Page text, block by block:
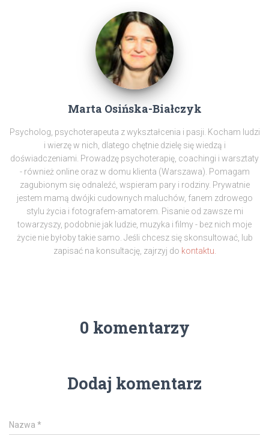
Marta Osińska-Białczyk
Psycholog, psychoterapeuta z wykształcenia i pasji. Kocham ludzi
i wierzę w nich, dlatego chętnie dzielę się wiedzą i
doświadczeniami. Prowadzę psychoterapię, coachingi i warsztaty
- również online oraz w domu klienta (Warszawa). Pomagam
zagubionym się odnaleźć, wspieram pary i rodziny. Prywatnie
jestem mamą dwójki cudownych maluchów, fanem zdrowego
stylu życia i fotografem-amatorem. Pisanie od zawsze mi
towarzyszy, podobnie jak ludzie, muzyka i filmy - bez nich moje
życie nie byłoby takie samo. Jeśli chcesz się skonsultować, lub
zapisać na konsultację, zajrzyj do kontaktu.
0 komentarzy
Dodaj komentarz
Nazwa *